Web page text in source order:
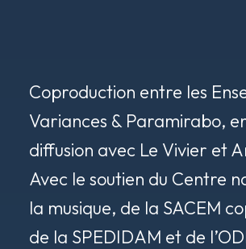
Coproduction entre les
Variances & Paramirabo,
diffusion avec Le Vivier et
Avec le soutien du Centre
la musique, de la SACEM
de la SPEDIDAM et de